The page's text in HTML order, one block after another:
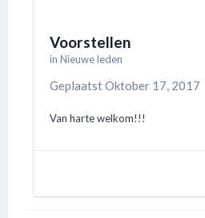
Voorstellen
in Nieuwe leden
GeplaatstOktober 17, 2017
Van harte welkom!!!